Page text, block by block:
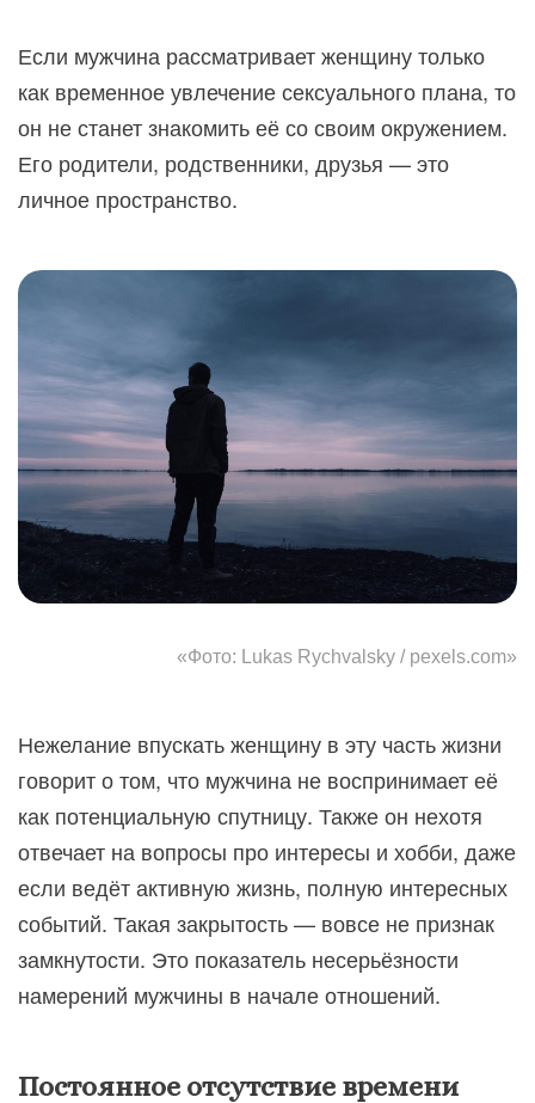
Если мужчина рассматривает женщину только
как временное увлечение сексуального плана, то
он не станет знакомить её со своим окружением.
Его родители, родственники, друзья — это
личное пространство.
«Фото: Lukas Rychvalsky / pexels.com»
Нежелание впускать женщину в эту часть жизни
говорит о том, что мужчина не воспринимает её
как потенциальную спутницу. Также он нехотя
отвечает на вопросы про интересы и хобби, даже
если ведёт активную жизнь, полную интересных
событий. Такая закрытость — вовсе не признак
замкнутости. Это показатель несерьёзности
намерений мужчины в начале отношений.
Постоянное отсутствие времени